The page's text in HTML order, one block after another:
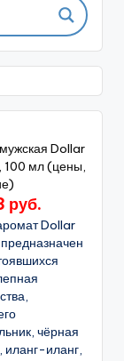
Dollar
100 мл (цены,
руб.
Dollar
чёрная
иланг-иланг,